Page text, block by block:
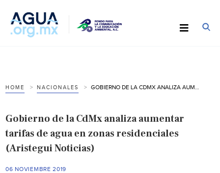
HOME NACIONALES
Gobierno de la CdMx analiza aumentar
tarifas de agua en zonas residenciales
(Aristegui Noticias)
06 NOVIEMBRE 2019